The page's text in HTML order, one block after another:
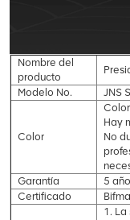
Nombre del
producto
Modelo No.
JNS
Color
Hay
No
Garantía
5
Certificado
Bifma
1.